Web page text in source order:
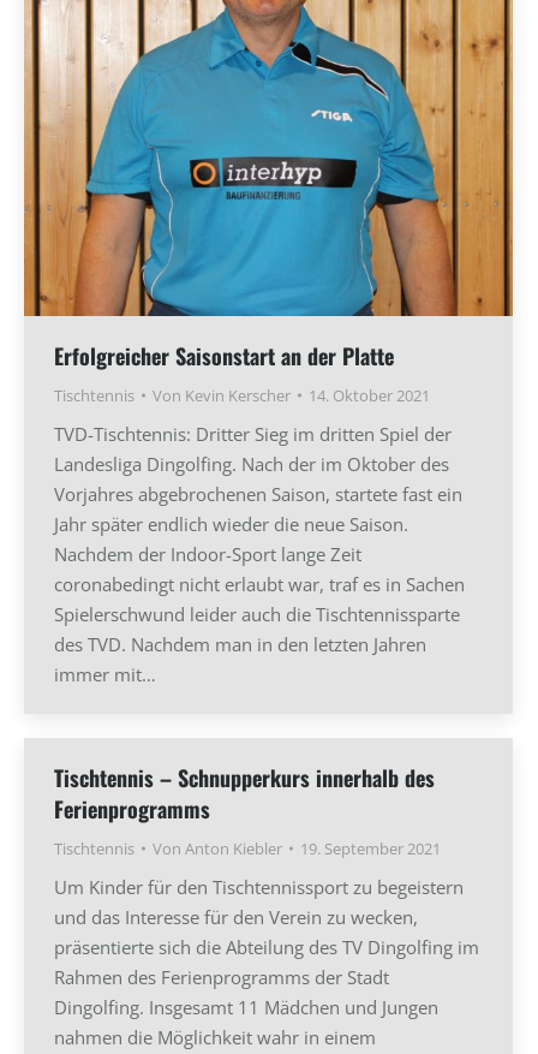
Erfolgreicher Saisonstart an der Platte
Tischtennis Von Kevin Kerscher 14. Oktober 2021
TVD-Tischtennis: Dritter Sieg im dritten Spiel der
Landesliga Dingolfing. Nach der im Oktober des
Vorjahres abgebrochenen Saison, startete fast ein
Jahr später endlich wieder die neue Saison.
Nachdem der Indoor-Sport lange Zeit
coronabedingt nicht erlaubt war, traf es in Sachen
Spielerschwund leider auch die Tischtennissparte
des TVD. Nachdem man in den letzten Jahren
immer mit…
Tischtennis – Schnupperkurs innerhalb des
Ferienprogramms
Tischtennis Von Anton Kiebler 19. September 2021
Um Kinder für den Tischtennissport zu begeistern
und das Interesse für den Verein zu wecken,
präsentierte sich die Abteilung des TV Dingolfing im
Rahmen des Ferienprogramms der Stadt
Dingolfing. Insgesamt 11 Mädchen und Jungen
nahmen die Möglichkeit wahr in einem